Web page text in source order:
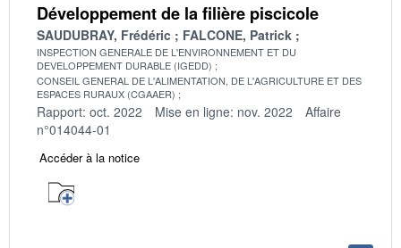
Développement de la filière piscicole
SAUDUBRAY, Frédéric FALCONE, Patrick
INSPECTION GENERALE DE L'ENVIRONNEMENT ET DU
DEVELOPPEMENT DURABLE (IGEDD)
CONSEIL GENERAL DE L'ALIMENTATION, DE L'AGRICULTURE ET DES
ESPACES RURAUX (CGAAER)
Rapport: oct. 2022 Mise en ligne: nov. 2022
Affaire
n°014044-01
Accéder à la notice